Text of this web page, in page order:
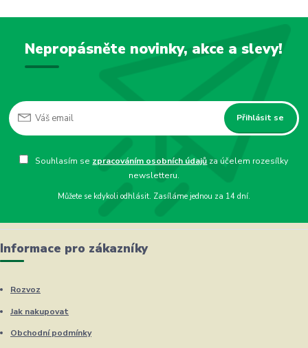
Nepropásněte novinky, akce a slevy!
Přihlásit se
Souhlasím se zpracováním osobních údajů za účelem rozesílky
newsletteru.
Můžete se kdykoli odhlásit. Zasíláme jednou za 14 dní.
Informace pro zákazníky
Rozvoz
Jak nakupovat
Obchodní podmínky